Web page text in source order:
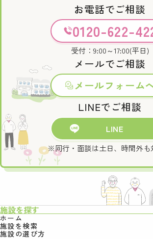
お電話でご相談
0120-622-
受付：9:00～17:00(平日)
メールでご相談
メールフォーム
LINEでご相談
LINE
※同行・面談は土日、時間外も
施設を探す
ホーム
施設を検索
施設の選び方